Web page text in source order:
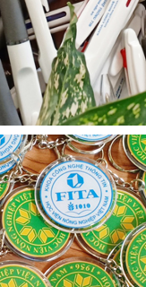
Cốc giữ nhiệt 500ml
Liên hệ
Pin sạc dự phòng hoco
j82 10.000mah - khách
hàng synnex fpt
Liên hệ
Hộp namecard kim loại
khắc logo
Liên hệ